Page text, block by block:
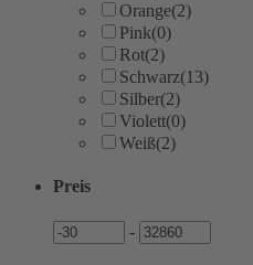
Orange(2)
Pink(0)
Rot(2)
Schwarz(13)
Silber(2)
Violett(0)
Weiß(2)
Preis
Preis - Preis